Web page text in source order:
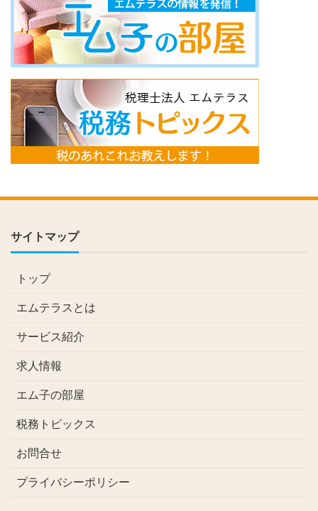
サイトマップ
トップ
エムテラスとは
サービス紹介
求人情報
エム子の部屋
税務トピックス
お問合せ
プライバシーポリシー